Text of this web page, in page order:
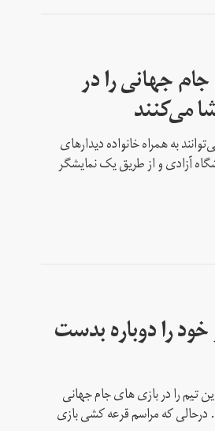
جهانی را در
می‌کنند
به همراه خانواده‌ دیدار‌های
را در ورزشگاه آزادی و از طریق یک نمایشگر
را دوباره بدست
تیم را در بازی های جام جهانی
درحالی که مراسم قرعه کشی بازی